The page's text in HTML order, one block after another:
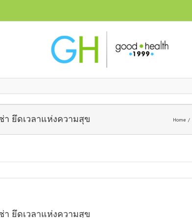
ยึดเวลาแห่งความสุข Home
ยึดเวลาแห่งความสุข